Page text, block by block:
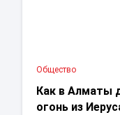
Общество
Как в Алматы
огонь из